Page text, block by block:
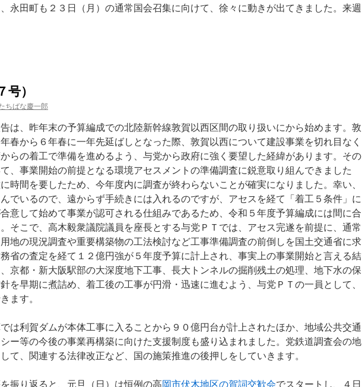
永田町も２３日（月）の通常国会召集に向けて、徐々に動きが出てきました。来週
号）
ちばな慶一郎
は、昨年末の予算編成での北陸新幹線敦賀以西区間の取り扱いにから始めます。敦
春から６年春に一年先延ばしとなった際、敦賀以西について建設事業を切れ目なく
らの着工で準備を進めるよう、与党から政府に強く要望した経緯があります。その
、事業開始の前提となる環境アセスメントの準備調査に鋭意取り組んできました
時間を要したため、今年度内に調査が終わらないことが確実になりました。幸い、
でいるので、遠からず手続きには入れるのですが、アセスを経て「着工５条件」に
意して始めて事業が認可される仕組みであるため、令和５年度予算編成には間に合
そこで、高木毅衆議院議員を座長とする与党ＰＴでは、アセス完遂を前提に、通常
地の現況調査や重要構築物の工法検討など工事準備調査の前倒しを国土交通省に求
省の査定を経て１２億円強が５年度予算に計上され、事実上の事業開始と言える結
京都・新大阪駅部の大深度地下工事、長大トンネルの掘削残土の処理、地下水の保
を早期に煮詰め、着工後の工事が円滑・迅速に進むよう、与党ＰＴの一員として、
ます。
は利賀ダムが本体工事に入ることから９０億円台が計上されたほか、地域公共交通
ー等の今後の事業再構築に向けた支援制度も盛り込まれました。党鉄道調査会の地
て、関連する法律改正など、国の施策推進の後押しをしていきます。
振り返ると、元旦（日）は恒例の高岡市伏木地区の賀詞交歓会でスタートし、４日